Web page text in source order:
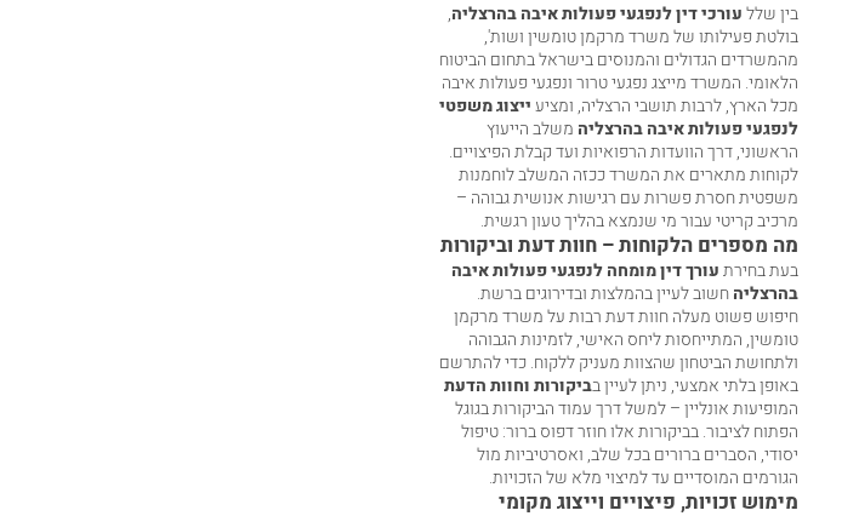
בין שללעורכי דין לנפגעי פעולות איבה בהרצליה,
בולטת פעילותו של משרד מרקמן טומשין ושות',
מהמשרדים הגדולים והמנוסים בישראל בתחום הביטוח
הלאומי. המשרד מייצג נפגעי טרור ונפגעי פעולות איבה
מכל הארץ, לרבות תושבי הרצליה, ומציעייצוג משפטי
לנפגעי פעולות איבה בהרצליה משלב הייעוץ
הראשוני, דרך הוועדות הרפואיות ועד קבלת הפיצויים.
לקוחות מתארים את המשרד ככזה המשלב לוחמנות
משפטית חסרת פשרות עם רגישות אנושית גבוהה –
מרכיב קריטי עבור מי שנמצא בהליך טעון רגשית.
מה מספרים הלקוחות – חוות דעת וביקורות
בעת בחירתעורך דין מומחה לנפגעי פעולות איבה
בהרצליהחשוב לעיין בהמלצות ובדירוגים ברשת.
חיפוש פשוט מעלה חוות דעת רבות על משרד מרקמן
טומשין, המתייחסות ליחס האישי, לזמינות הגבוהה
ולתחושת הביטחון שהצוות מעניק ללקוח. כדי להתרשם
באופן בלתי אמצעי, ניתן לעיין בביקורות וחוות הדעת
המופיעות אונליין – למשל דרךעמוד הביקורות בגוגל
הפתוח לציבור. בביקורות אלו חוזר דפוס ברור: טיפול
יסודי, הסברים ברורים בכל שלב, ואסרטיביות מול
הגורמים המוסדיים עד למיצוי מלא של הזכויות.
מימוש זכויות, פיצויים וייצוג מקומי